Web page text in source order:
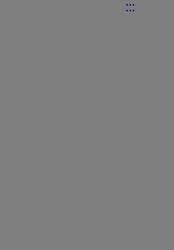
:::